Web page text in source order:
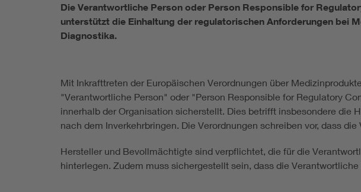
Die Verantwortliche Person oder Person Responsible for
unterstützt die Einhaltung der regulatorischen Anforderungen bei
Diagnostika.
Mit Inkrafttreten der Europäischen Verordnungen über
"Verantwortliche Person" oder "Person Responsible for Regulatory
innerhalb der Organisation sicherstellt. Dies betrifft insbesondere die
nach dem Inverkehrbringen. Die Verordnungen schreiben vor, dass
Hersteller und Bevollmächtigte sind verpflichtet, die für die
hinterlegen. Zudem muss sichergestellt sein, dass die